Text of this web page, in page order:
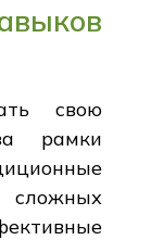
свою
рамки